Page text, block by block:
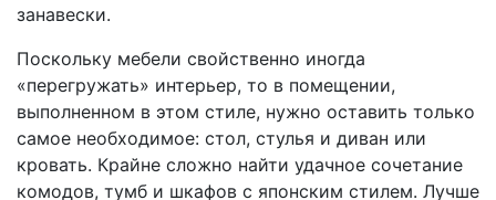
занавески.
Поскольку мебели свойственно иногда
«перегружать» интерьер, то в помещении,
выполненном в этом стиле, нужно оставить только
самое необходимое: стол, стулья и диван или
кровать. Крайне сложно найти удачное сочетание
комодов, тумб и шкафов с японским стилем. Лучше